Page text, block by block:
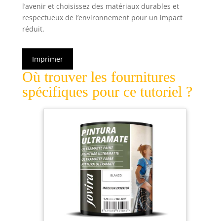
l’avenir et choisissez des matériaux durables et
respectueux de l’environnement pour un impact
réduit.
Imprimer
Où trouver les fournitures
spécifiques pour ce tutoriel ?